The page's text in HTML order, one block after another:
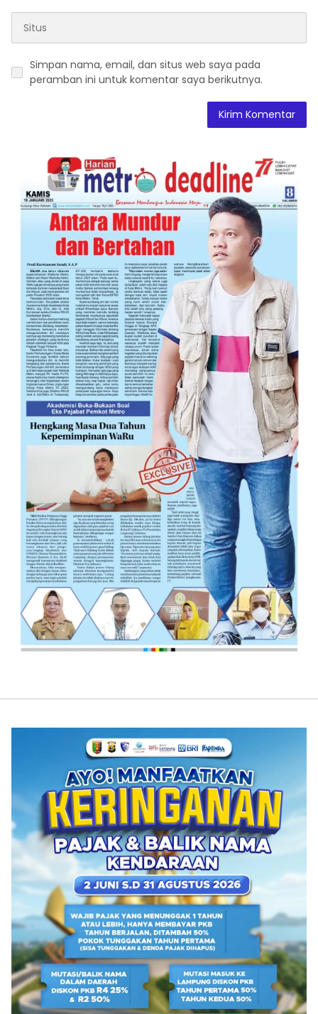
Simpan nama, email, dan situs web saya pada
peramban ini untuk komentar saya berikutnya.